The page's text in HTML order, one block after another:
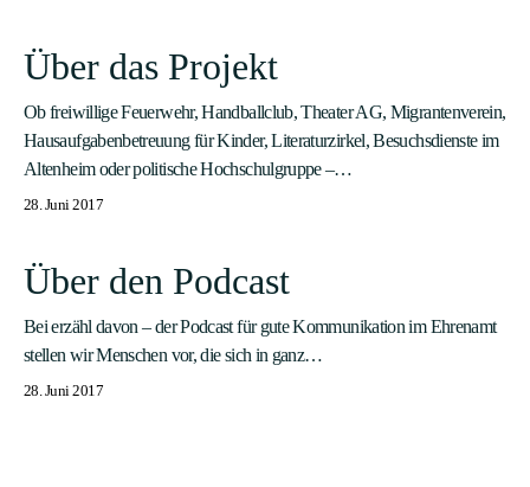
Über das Projekt
Ob freiwillige Feuerwehr, Handballclub, Theater AG, Migrantenverein,
Hausaufgabenbetreuung für Kinder, Literaturzirkel, Besuchsdienste im
Altenheim oder politische Hochschulgruppe –…
28. Juni 2017
Über den Podcast
Bei erzähl davon – der Podcast für gute Kommunikation im Ehrenamt
stellen wir Menschen vor, die sich in ganz…
28. Juni 2017